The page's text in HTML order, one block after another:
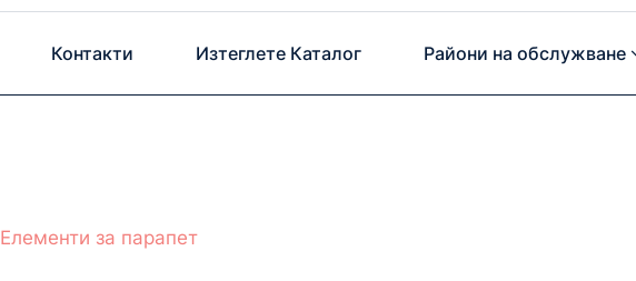
Контакти Изтеглете Каталог Райони на обслужване
Eлементи за парапет